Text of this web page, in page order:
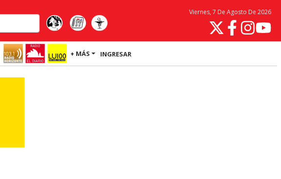
Viernes, 7 De Agosto De 2026
+ MÁS INGRESAR